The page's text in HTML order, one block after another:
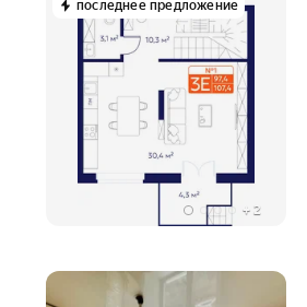
последнее предложение
+ 2